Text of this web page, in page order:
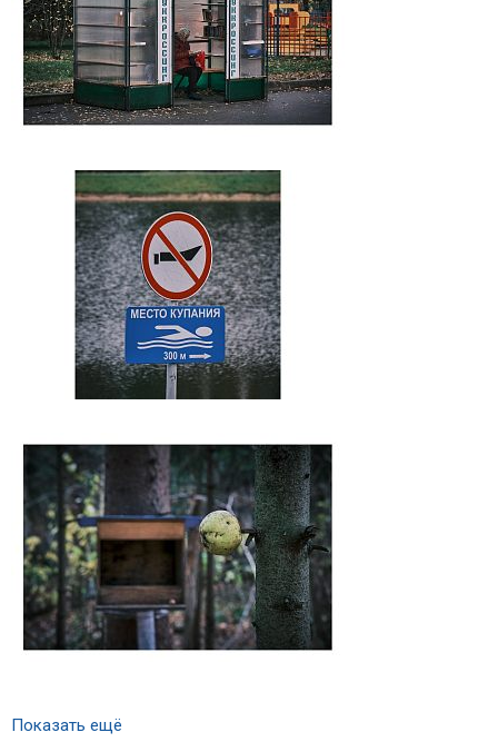
Показать ещё